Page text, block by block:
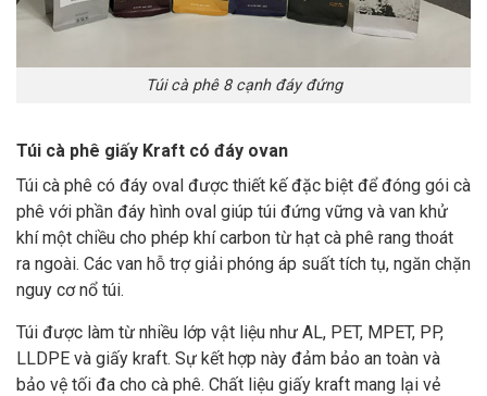
Túi cà phê 8 cạnh đáy đứng
Túi cà phê giấy Kraft có đáy ovan
Túi cà phê có đáy oval được thiết kế đặc biệt để đóng gói cà
phê với phần đáy hình oval giúp túi đứng vững và van khử
khí một chiều cho phép khí carbon từ hạt cà phê rang thoát
ra ngoài. Các van hỗ trợ giải phóng áp suất tích tụ, ngăn chặn
nguy cơ nổ túi.
Túi được làm từ nhiều lớp vật liệu như AL, PET, MPET, PP,
LLDPE và giấy kraft. Sự kết hợp này đảm bảo an toàn và
bảo vệ tối đa cho cà phê. Chất liệu giấy kraft mang lại vẻ